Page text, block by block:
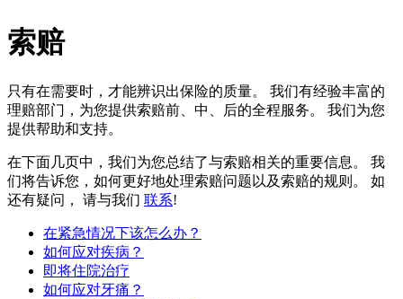
索赔
只有在需要时，才能辨识出保险的质量。 我们有经验丰富的
理赔部门，为您提供索赔前、中、后的全程服务。 我们为您
提供帮助和支持。
在下面几页中，我们为您总结了与索赔相关的重要信息。 我
们将告诉您，如何更好地处理索赔问题以及索赔的规则。 如
还有疑问， 请与我们 联系!
在紧急情况下该怎么办？
如何应对疾病？
即将住院治疗
如何应对牙痛？